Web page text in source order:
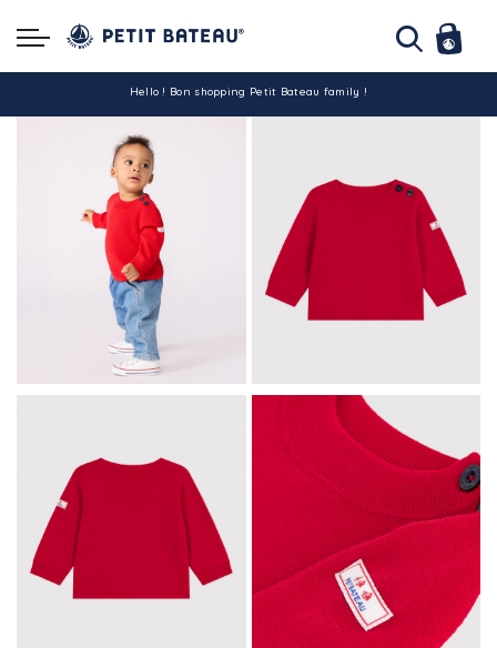
La livraison est assurée partout en Tunisie !
-10% pour tout paiement par carte bancaire (hors promo)